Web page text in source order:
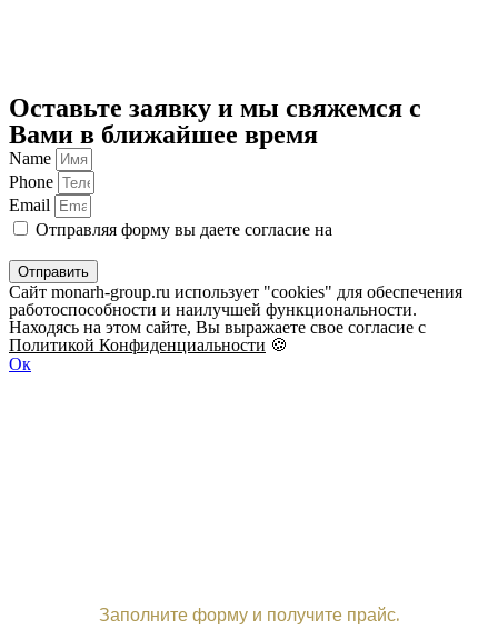
Оставьте заявку и мы свяжемся с
Вами в ближайшее время
Name
Phone
Email
Отправляя форму вы даете согласие на
Отправить
Сайт monarh-group.ru использует "cookies" для обеспечения
работоспособности и наилучшей функциональности.
Находясь на этом сайте, Вы выражаете свое согласие с
Политикой Конфиденциальности 🍪
Ок
Заполните форму и получите прайс.